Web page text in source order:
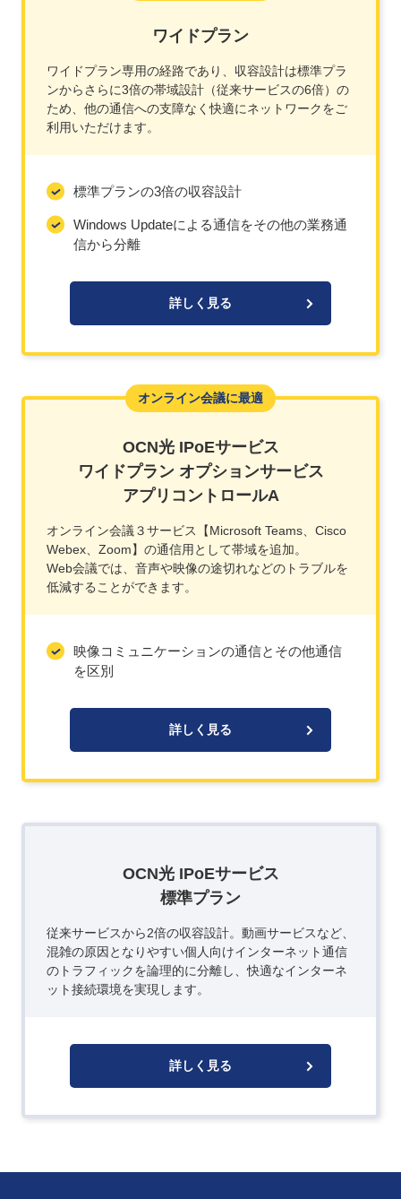
ワイドプラン
ワイドプラン専用の経路であり、収容設計は標準プラ
ンからさらに3倍の帯域設計（従来サービスの6倍）の
ため、他の通信への支障なく快適にネットワークをご
利用いただけます。
標準プランの3倍の収容設計
Windows Updateによる通信をその他の業務通
信から分離
詳しく見る
オンライン会議に最適
OCN光 IPoEサービス
ワイドプラン オプションサービス
アプリコントロールA
オンライン会議３サービス【Microsoft Teams、Cisco
Webex、Zoom】の通信用として帯域を追加。
Web会議では、音声や映像の途切れなどのトラブルを
低減することができます。
映像コミュニケーションの通信とその他通信
を区別
詳しく見る
OCN光 IPoEサービス
標準プラン
従来サービスから2倍の収容設計。動画サービスなど、
混雑の原因となりやすい個人向けインターネット通信
のトラフィックを論理的に分離し、快適なインターネ
ット接続環境を実現します。
詳しく見る